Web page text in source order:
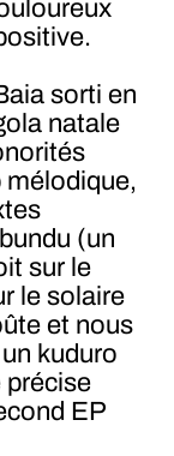
sorti en
natale
mélodique,
(un
sur le
le solaire
et nous
kuduro
précise
EP